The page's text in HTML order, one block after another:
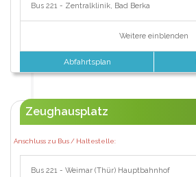
Bus 221 - Zentralklinik, Bad Berka
Weitere einblenden
Abfahrtsplan
Zeughausplatz
Anschluss zu Bus / Haltestelle:
Bus 221 - Weimar (Thür) Hauptbahnhof